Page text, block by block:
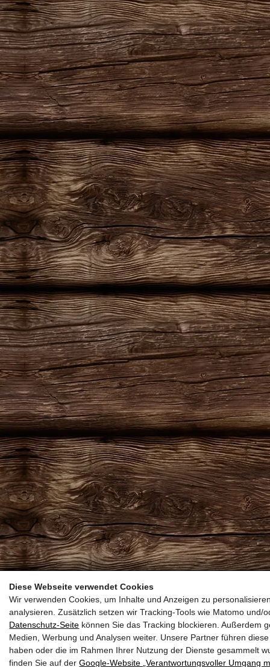
Diese Webseite verwendet Cookies
Wir verwenden Cookies, um Inhalte und Anzeigen zu
analysieren. Zusätzlich setzen wir Tracking-Tools wie Matomo
Datenschutz-Seite können Sie das Tracking blockieren. Außerdem
Medien, Werbung und Analysen weiter. Unsere Partner führen
haben oder die im Rahmen Ihrer Nutzung der Dienste gesammelt
finden Sie auf derGoogle‑Website „Verantwortungsvoller Umgang